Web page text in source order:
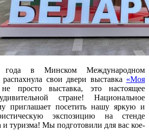
года в Минском Международном
свои двери выставка «Моя
просто выставка, это настоящее
стране! Национальное
приглашает посетить нашу яркую и
экспозицию на стенде
и туризма! Мы подготовили для вас кое-